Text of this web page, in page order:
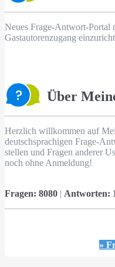
Neues Frage-Antwort-Portal
Gastautorenzugang
Über
Herzlich willkommen auf
deutschsprachigen Frage-
stellen und Fragen anderer
noch ohne Anmeldung!
Fragen: 8080 | Antworten:
»